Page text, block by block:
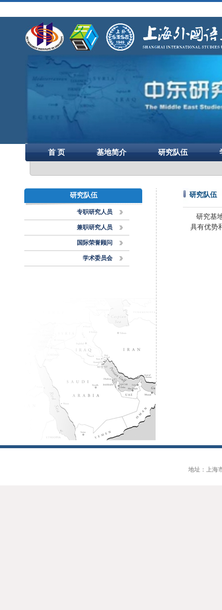
首 页 基地简介 研究队伍
研究队伍
专职研究人员
兼职研究人员
国际荣誉顾问
学术委员会
研究队伍
研究基
具有优势
地址：上海